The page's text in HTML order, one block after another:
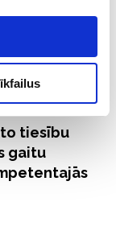
par
arī citas
tiesību
gaitu